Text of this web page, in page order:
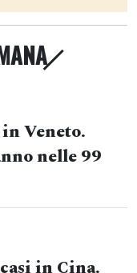
Veneto.
nelle 99